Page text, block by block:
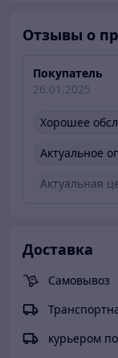
Отзывы о
Покупатель
26.01.2025
Хорошее
Актуальное
Актуальная
Доставка
Самовывоз
курьером